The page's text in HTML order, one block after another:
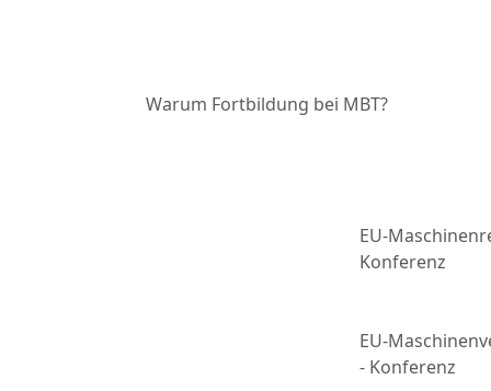
Warum Fortbildung bei MBT?
EU-
Konferenz
EU-
- Konferenz